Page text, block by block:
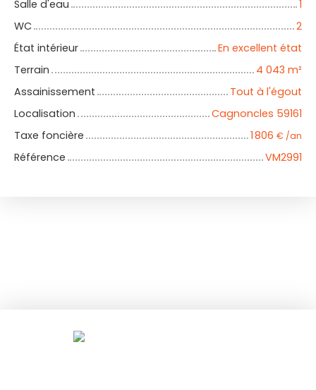
Salle d'eau
1
WC
2
État intérieur
En excellent état
Terrain
4 043 m²
Assainissement
Tout à l'égout
Localisation
Cagnoncles 59161
Taxe foncière
1 806 € /an
Référence VM2991